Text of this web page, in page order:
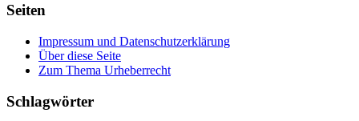
Seiten
Impressum und Datenschutzerklärung
Über diese Seite
Zum Thema Urheberrecht
Schlagwörter